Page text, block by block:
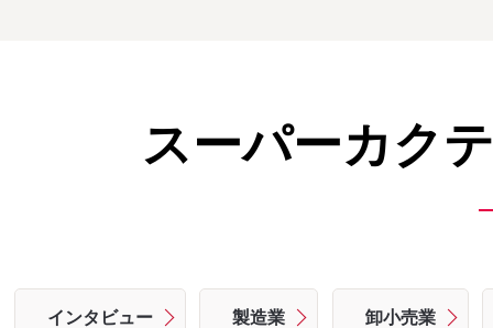
スーパーカク
インタビュー 製造業 卸小売業